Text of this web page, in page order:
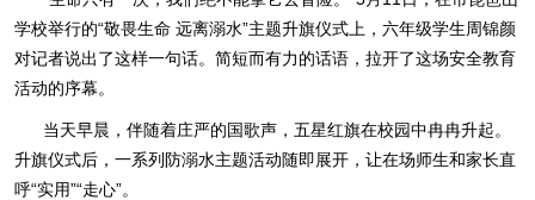
学校举行的“敬畏生命 远离溺水”主题升旗仪式上，六年级学生周锦颜
对记者说出了这样一句话。简短而有力的话语，拉开了这场安全教育
活动的序幕。
当天早晨，伴随着庄严的国歌声，五星红旗在校园中冉冉升起。
升旗仪式后，一系列防溺水主题活动随即展开，让在场师生和家长直
呼“实用”“走心”。